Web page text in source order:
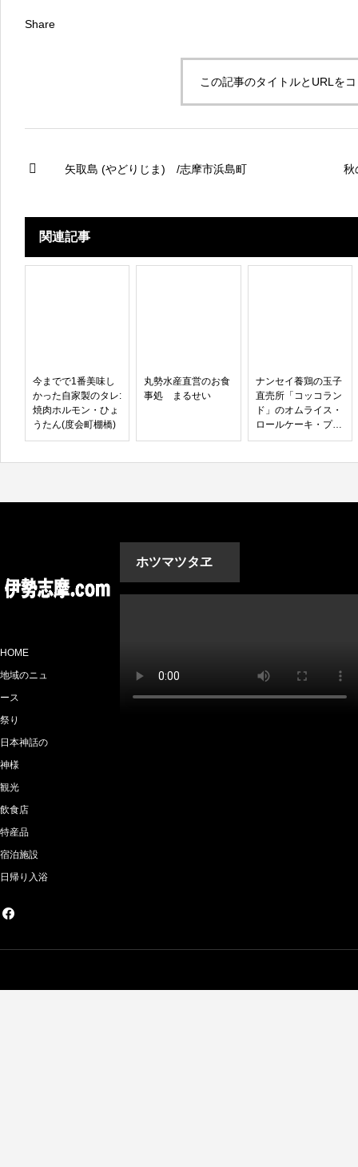
Share
この記事のタイトルとURLを
矢取島 (やどりじま) /志摩市浜島町 秋
関連記事
今までで1番美味し
かった自家製のタレ:
焼肉ホルモン・ひょ
うたん(度会町棚橋)
丸勢水産直営のお食
事処 まるせい
ナンセイ養鶏の玉子
直売所「コッコラン
ド」のオムライス・
ロールケーキ・プリ
ン
ホツマツタヱ
HOME
地域のニュ
ース
祭り
日本神話の
神様
観光
飲食店
特産品
宿泊施設
日帰り入浴